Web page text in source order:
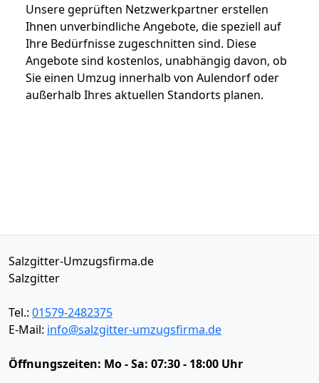
Unsere geprüften Netzwerkpartner erstellen
Ihnen unverbindliche Angebote, die speziell auf
Ihre Bedürfnisse zugeschnitten sind. Diese
Angebote sind kostenlos, unabhängig davon, ob
Sie einen Umzug innerhalb von Aulendorf oder
außerhalb Ihres aktuellen Standorts planen.
Salzgitter-Umzugsfirma.de
Salzgitter
Tel.: 01579-2482375
E-Mail: info@salzgitter-umzugsfirma.de
Öffnungszeiten: Mo - Sa: 07:30 - 18:00 Uhr